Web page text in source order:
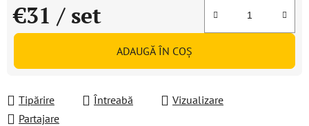
€31 / set
Evaluare preţ:
ADAUGĂ ÎN COŞ
Tipărire Întreabă
Vizualizare
Partajare